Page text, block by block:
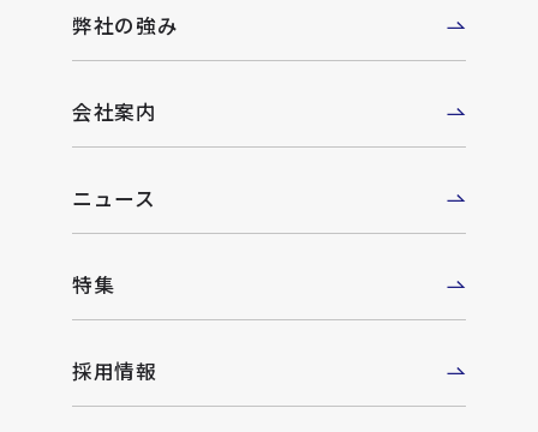
弊社の強み
会社案内
ニュース
特集
採用情報